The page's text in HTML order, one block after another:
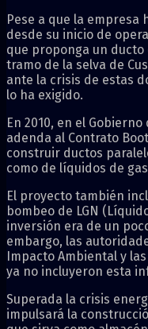
Pese a que la
desde su inicio de
que proponga un
tramo de la selva de
ante la crisis de estas
lo ha exigido.
En 2010, en el
adenda al Contrato
construir ductos
como de líquidos de
El proyecto también
bombeo de LGN
inversión era de un
embargo, las
Impacto Ambiental y
ya no incluyeron esta
Superada la crisis
impulsará la